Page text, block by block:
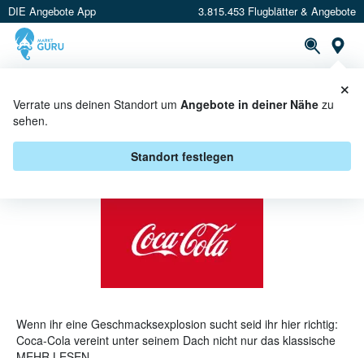
DIE Angebote App 3.815.453 Flugblätter & Angebote
Verrate uns deinen Standort um Angebote in deiner Nähe zu
sehen.
Standort festlegen
×
COCA-COLA ANGEBOTE &
Wenn ihr eine Geschmacksexplosion sucht seid ihr hier richtig:
Coca-Cola vereint unter seinem Dach nicht nur das klassische